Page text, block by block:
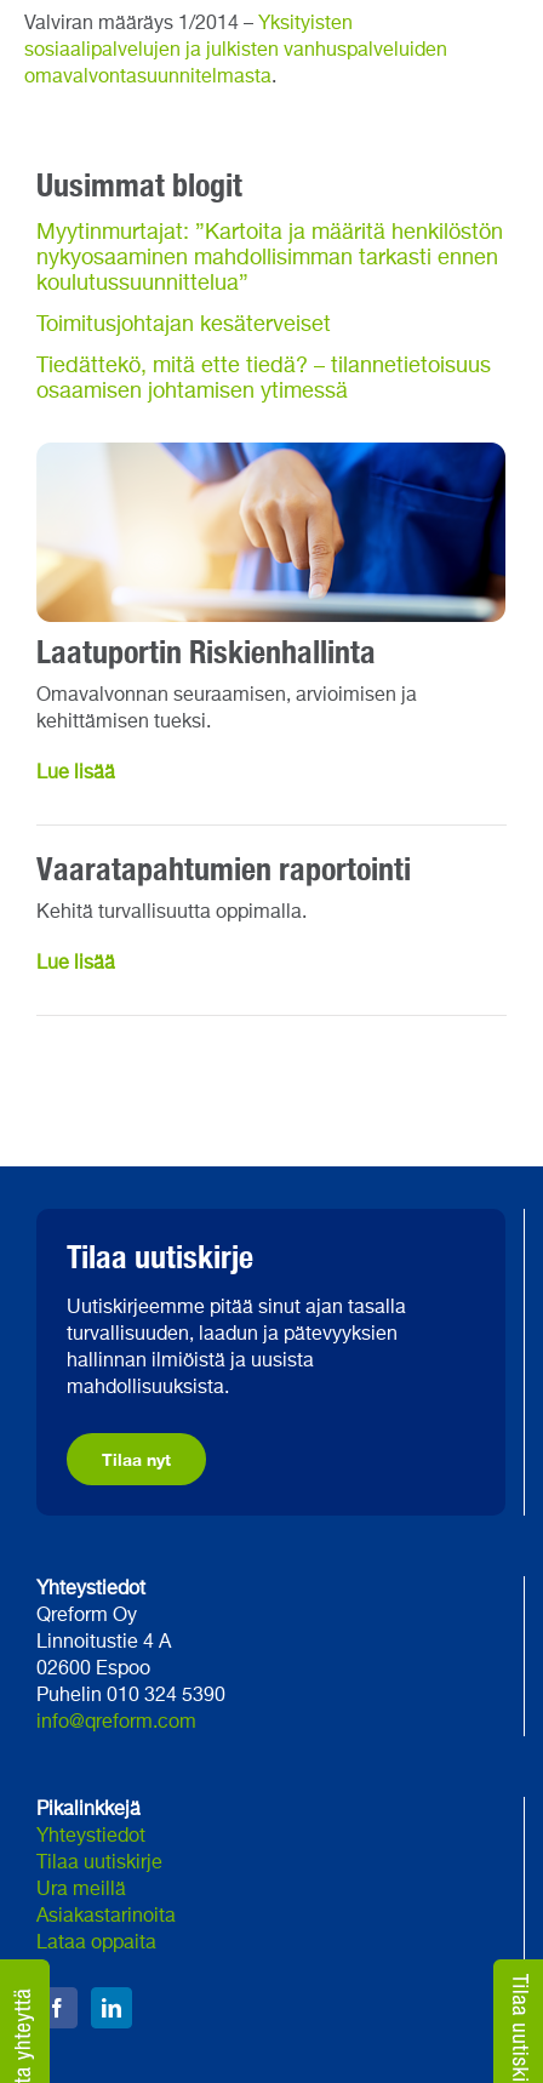
Valviran määräys 1/2014 – Yksityisten
sosiaalipalvelujen ja julkisten vanhuspalveluiden
omavalvontasuunnitelmasta.
Uusimmat blogit
Myytinmurtajat: ”Kartoita ja määritä henkilöstön
nykyosaaminen mahdollisimman tarkasti ennen
koulutussuunnittelua”
Toimitusjohtajan kesäterveiset
Tiedättekö, mitä ette tiedä? – tilannetietoisuus
osaamisen johtamisen ytimessä
Laatuportin Riskienhallinta
Omavalvonnan seuraamisen, arvioimisen ja
kehittämisen tueksi.
Lue lisää
Vaaratapahtumien raportointi
Kehitä turvallisuutta oppimalla.
Lue lisää
Tilaa uutiskirje
Uutiskirjeemme pitää sinut ajan tasalla
turvallisuuden, laadun ja pätevyyksien
hallinnan ilmiöistä ja uusista
mahdollisuuksista.
Tilaa nyt
Yhteystiedot
Qreform Oy
Linnoitustie 4 A
02600 Espoo
Puhelin 010 324 5390
info@qreform.com
Pikalinkkejä
Yhteystiedot
Tilaa uutiskirje
Ura meillä
Asiakastarinoita
Lataa oppaita